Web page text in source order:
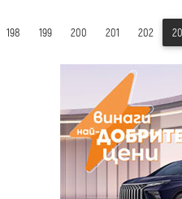
198 199 200 201 202